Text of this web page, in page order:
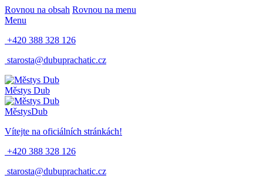
Rovnou na obsah Rovnou na menu
Menu
+420 388 328 126
starosta@dubuprachatic.cz
Městys Dub
MěstysDub
Vítejte na oficiálních stránkách!
+420 388 328 126
starosta@dubuprachatic.cz